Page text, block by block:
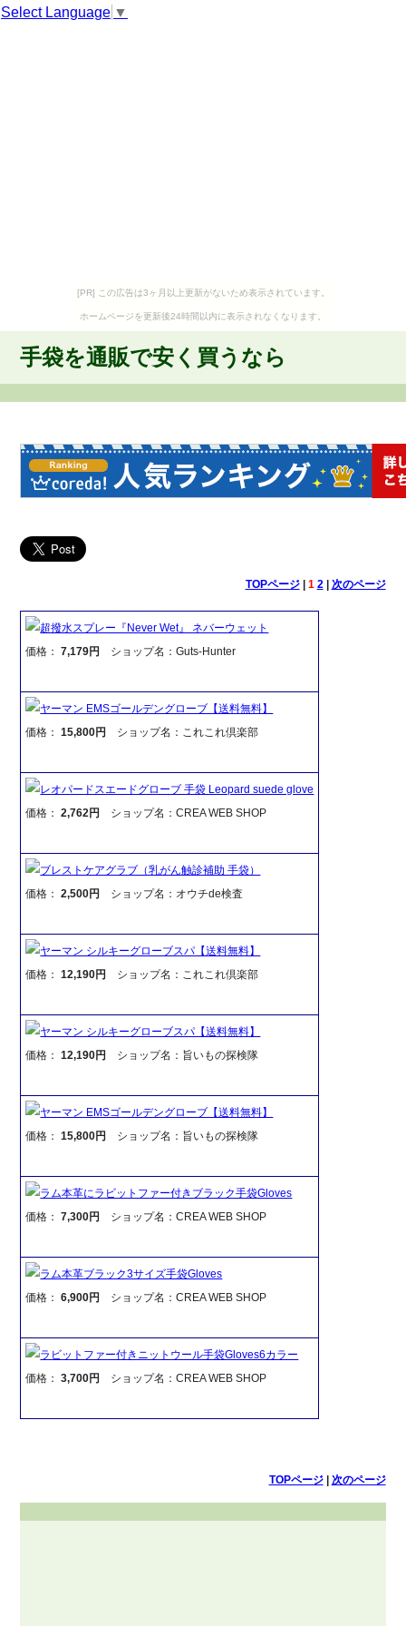
Select Language ▼
[PR] この広告は3ヶ月以上更新がないため表示されています。
ホームページを更新後24時間以内に表示されなくなります。
手袋を通販で安く買うなら
TOPページ| 1 2| 次のページ
超撥水スプレー『Never Wet』 ネバーウェット
価格：7,179円 ショップ名：Guts-Hunter
ヤーマン EMSゴールデングローブ【送料無料】
価格：15,800円 ショップ名：これこれ倶楽部
レオパードスエードグローブ 手袋 Leopard suede glove
価格：2,762円 ショップ名：CREA WEB SHOP
ブレストケアグラブ（乳がん触診補助 手袋）
価格：2,500円 ショップ名：オウチde検査
ヤーマン シルキーグローブスパ【送料無料】
価格：12,190円 ショップ名：これこれ倶楽部
ヤーマン シルキーグローブスパ【送料無料】
価格：12,190円 ショップ名：旨いもの探検隊
ヤーマン EMSゴールデングローブ【送料無料】
価格：15,800円 ショップ名：旨いもの探検隊
ラム本革にラビットファー付きブラック手袋Gloves
価格：7,300円 ショップ名：CREA WEB SHOP
ラム本革ブラック3サイズ手袋Gloves
価格：6,900円 ショップ名：CREA WEB SHOP
ラビットファー付きニットウール手袋Gloves6カラー
価格：3,700円 ショップ名：CREA WEB SHOP
TOPページ| 次のページ